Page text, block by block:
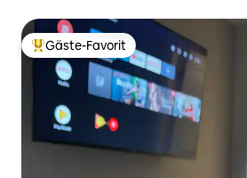
Beliebter Gäste-Favorit.
Gäste-Favorit